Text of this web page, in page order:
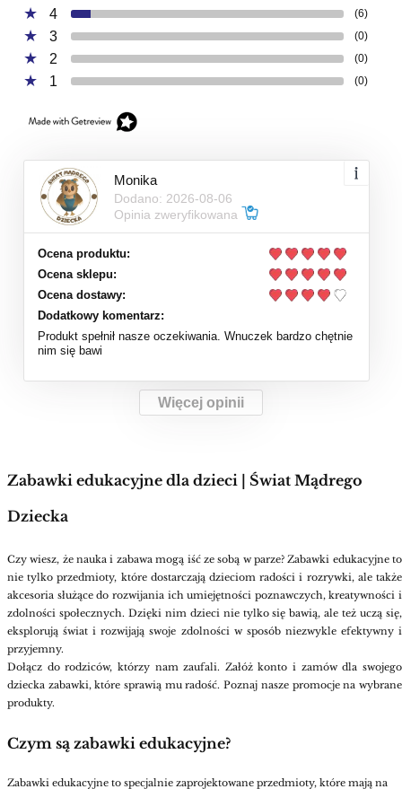
4 (6)
3 (0)
2 (0)
1 (0)
Monika
Dodano: 2026-08-06
Opinia zweryfikowana
Ocena produktu:
Ocena sklepu:
Ocena dostawy:
Dodatkowy komentarz:
Produkt spełnił nasze oczekiwania. Wnuczek bardzo chętnie
nim się bawi
Więcej opinii
Zabawki edukacyjne dla dzieci | Świat Mądrego
Dziecka
Czy wiesz, że nauka i zabawa mogą iść ze sobą w parze? Zabawki edukacyjne to
nie tylko przedmioty, które dostarczają dzieciom radości i rozrywki, ale także
akcesoria służące do rozwijania ich umiejętności poznawczych, kreatywności i
zdolności społecznych. Dzięki nim dzieci nie tylko się bawią, ale też uczą się,
eksplorują świat i rozwijają swoje zdolności w sposób niezwykle efektywny i
przyjemny.
Dołącz do rodziców, którzy nam zaufali. Załóż konto i zamów dla swojego
dziecka zabawki, które sprawią mu radość. Poznaj nasze promocje na wybrane
produkty.
Czym są zabawki edukacyjne?
Zabawki edukacyjne to specjalnie zaprojektowane przedmioty, które mają na